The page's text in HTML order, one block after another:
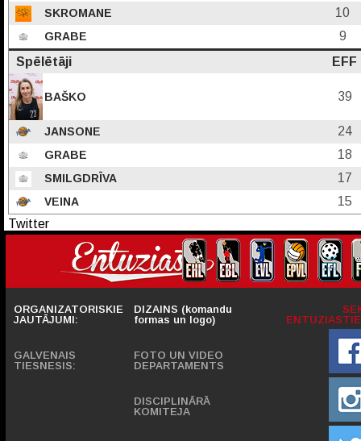
SKROMANE 10
GRABE
9
Spēlētāji
EFF
BAŠKO 39
JANSONE 24
GRABE 18
SMILGDRĪVA 17
VEINA
15
Twitter
ORGANIZATORISKIE
JAUTĀJUMI:
GALVENAIS
TIESNESIS:
DIZAINS (komandu
formas un logo)
FOTO UN VIDEO
DEPARTAMENTS
DISCIPLINĀRĀ
KOMITEJA